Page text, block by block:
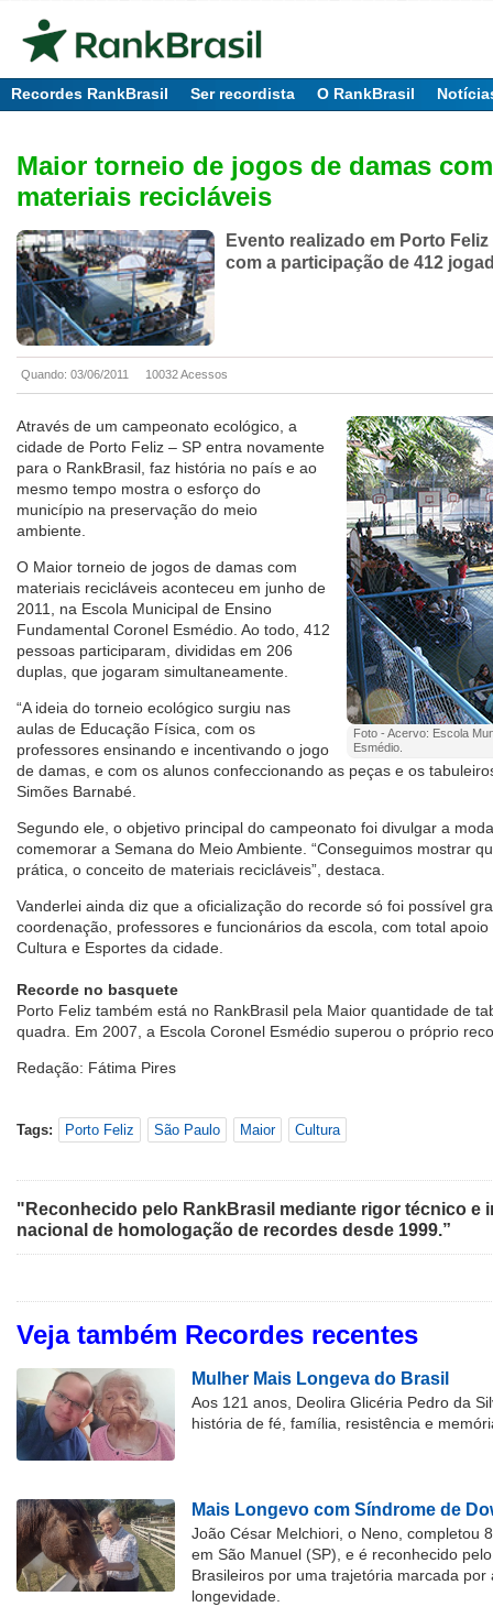
Recordes RankBrasil Ser recordista O RankBrasil
Maior torneio de jogos de damas com
materiais recicláveis
Evento realizado em Porto
com a participação de 412
Quando: 03/06/2011 10032 Acessos
Foto - Acervo: Escola
Esmédio.
Através de um campeonato ecológico, a
cidade de Porto Feliz – SP entra novamente
para o RankBrasil, faz história no país e ao
mesmo tempo mostra o esforço do
município na preservação do meio
ambiente.
O Maior torneio de jogos de damas com
materiais recicláveis aconteceu em junho de
2011, na Escola Municipal de Ensino
Fundamental Coronel Esmédio. Ao todo, 412
pessoas participaram, divididas em 206
duplas, que jogaram simultaneamente.
“A ideia do torneio ecológico surgiu nas
aulas de Educação Física, com os
professores ensinando e incentivando o jogo
de damas, e com os alunos confeccionando as peças e os
Simões Barnabé.
Segundo ele, o objetivo principal do campeonato foi divulgar a
comemorar a Semana do Meio Ambiente. “Conseguimos mostrar
prática, o conceito de materiais recicláveis”, destaca.
Vanderlei ainda diz que a oficialização do recorde só foi possível
coordenação, professores e funcionários da escola, com total
Cultura e Esportes da cidade.
Recorde no basquete
Porto Feliz também está no RankBrasil pela Maior quantidade de
quadra. Em 2007, a Escola Coronel Esmédio superou o próprio
Redação: Fátima Pires
Tags: Porto Feliz São Paulo Maior Cultura
"Reconhecido pelo RankBrasil mediante rigor técnico e
nacional de homologação de recordes desde 1999.”
Veja também Recordes recentes
Mulher Mais Longeva do Brasil
Aos 121 anos, Deolira Glicéria Pedro da
história de fé, família, resistência e
Mais Longevo com Síndrome de
João César Melchiori, o Neno, completou
em São Manuel (SP), e é reconhecido
Brasileiros por uma trajetória marcada por
longevidade.